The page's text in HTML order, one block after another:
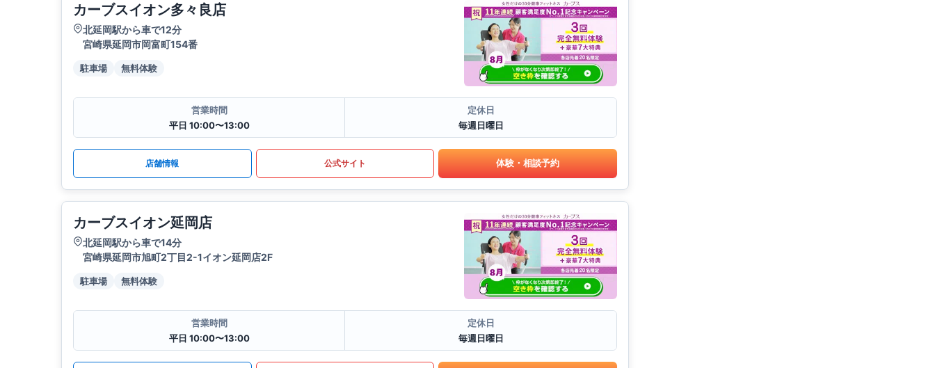
カーブスイオン多々良店
北延岡駅から車で12分
宮崎県延岡市岡富町154番
駐車場 無料体験
営業時間
平日 10:00〜13:00
定休日
毎週日曜日
店舗情報 公式サイト 体験・相談予約
カーブスイオン延岡店
北延岡駅から車で14分
宮崎県延岡市旭町2丁目2-1イオン延岡店2F
駐車場 無料体験
営業時間
平日 10:00〜13:00
定休日
毎週日曜日